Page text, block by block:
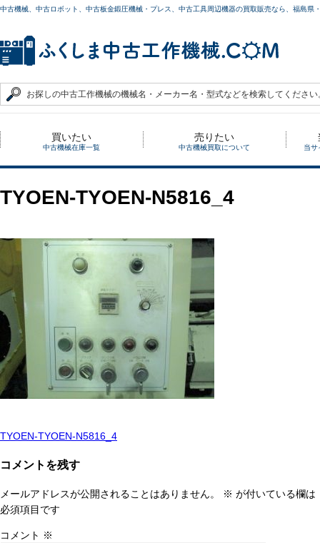
中古機械、中古ロボット、中古板金鍛圧機械・プレス、中古工具周辺機器の買取販売なら、福島
買いたい
中古機械在庫一覧
売りたい
中古機械買取について 当サ
TYOEN-TYOEN-N5816_4
投
稿
ナ
ビ
ゲ
TYOEN-TYOEN-N5816_4
コメントを残す
メールアドレスが公開されることはありません。 ※ が付いている欄は
必須項目です
コメント ※